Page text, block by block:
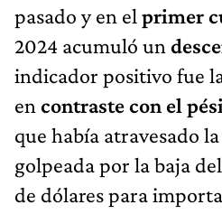
pasado y en el primer
2024 acumuló un
indicador positivo fue
en contraste con el
que había atravesado
golpeada por la baja
de dólares para